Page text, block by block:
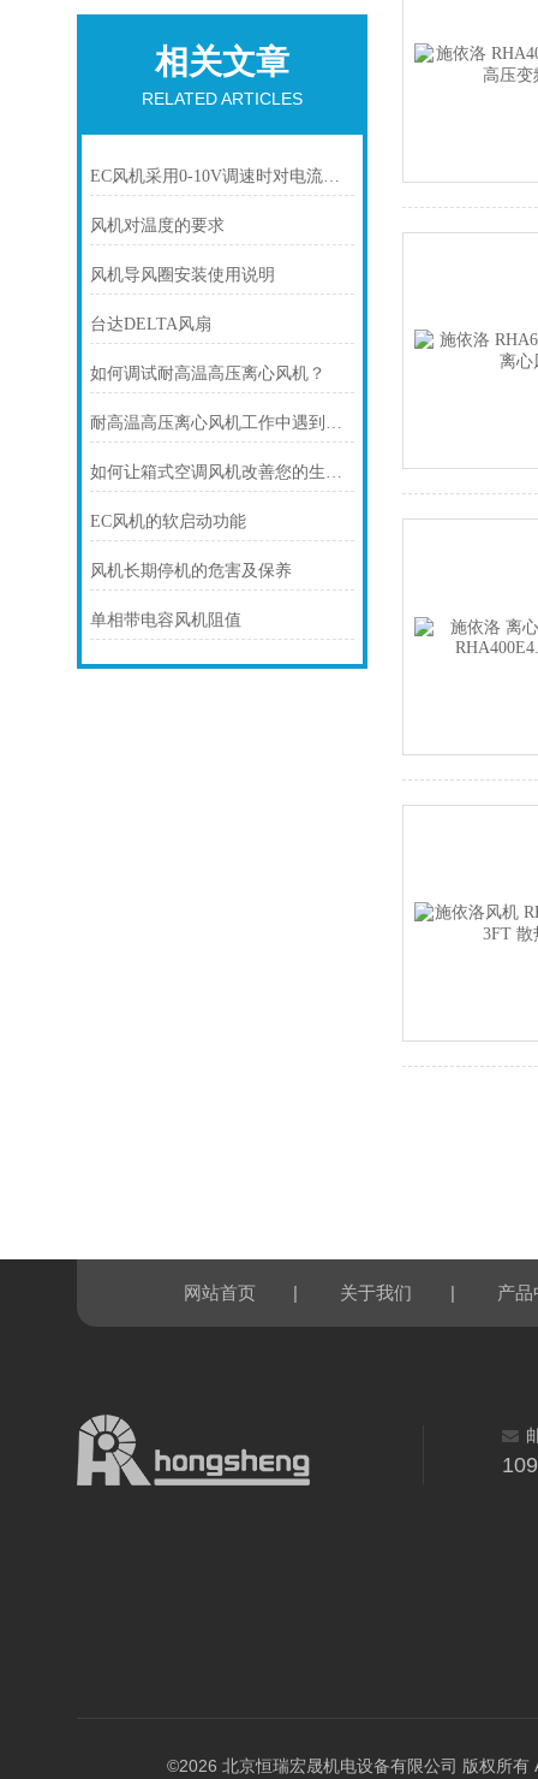
相关文章
RELATED ARTICLES
EC风机采用0-10V调速时对电流有什么要求
风机对温度的要求
风机导风圈安装使用说明
台达DELTA风扇
如何调试耐高温高压离心风机？
耐高温高压离心风机工作中遇到漏油的情况时，应该怎么办?
如何让箱式空调风机改善您的生活质量？
EC风机的软启动功能
风机长期停机的危害及保养
单相带电容风机阻值
网站首页 | 关于我们 | 产品
©2026 北京恒瑞宏晟机电设备有限公司 版权所有